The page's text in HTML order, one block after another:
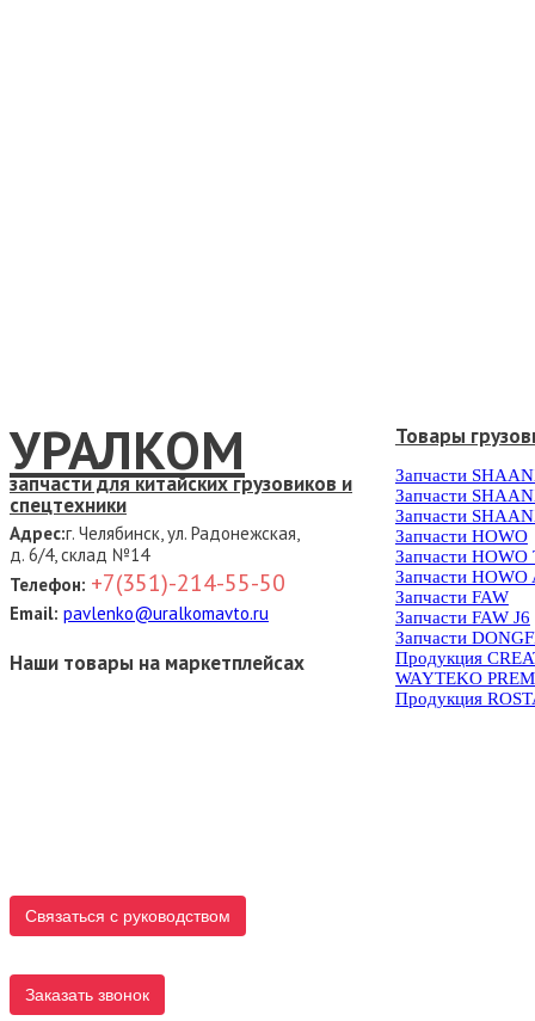
УРАЛКОМ
запчасти для китайских грузовиков и
спецтехники
Адрес:г. Челябинск, ул. Радонежская,
д. 6/4, склад №14
Телефон: +7(351)-214-55-50
Email: pavlenko@uralkomavto.ru
Наши товары на маркетплейсах
Связаться с руководством
Заказать звонок
Товары
Запчасти
Запчасти
Запчасти
Запчасти HOWO
Запчасти HOWO
Запчасти HOWO
Запчасти FAW
Запчасти FAW J6
Запчасти
Продукция
WAYTEKO
Продукция